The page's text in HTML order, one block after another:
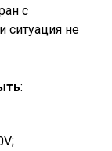
с
ситуация не
: